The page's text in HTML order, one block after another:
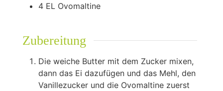
4 EL Ovomaltine
Zubereitung
Die weiche Butter mit dem Zucker mixen,
dann das Ei dazufügen und das Mehl, den
Vanillezucker und die Ovomaltine zuerst